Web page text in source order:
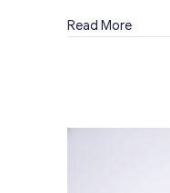
Read Moreabout